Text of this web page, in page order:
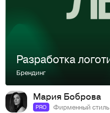
Брендинг
Мария Боброва
PRO Фирменный стиль